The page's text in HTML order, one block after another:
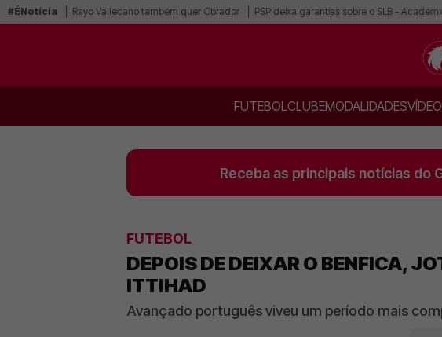
#ÉNotícia Rayo Vallecano também quer Obrador PSP deixa garantias sobre o SLB -
FUTEBOLCLUBEMODALIDADES
Receba as principais notícias do
FUTEBOL
DEPOIS DE DEIXAR O BENFICA,
ITTIHAD
Avançado português viveu um período mais